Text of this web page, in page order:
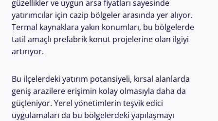
güzellikler ve uygun arsa fiyatları sayesinde
yatırımcılar için cazip bölgeler arasında yer alıyor.
Termal kaynaklara yakın konumları, bu bölgelerde
tatil amaçlı prefabrik konut projelerine olan ilgiyi
artırıyor.
Bu ilçelerdeki yatırım potansiyeli, kırsal alanlarda
geniş arazilere erişimin kolay olmasıyla daha da
güçleniyor. Yerel yönetimlerin teşvik edici
uygulamaları da bu bölgelerdeki yapılaşmayı